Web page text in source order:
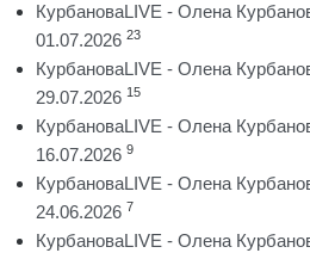
КурбановаLIVE - Олена
01.07.2026 23
КурбановаLIVE - Олена
29.07.2026 15
КурбановаLIVE - Олена
16.07.2026 9
КурбановаLIVE - Олена
24.06.2026 7
КурбановаLIVE - Олена